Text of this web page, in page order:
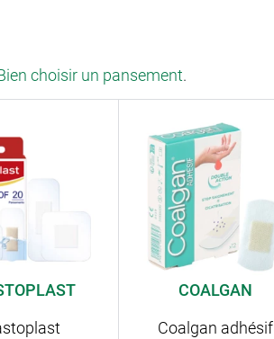
choisir un pansement.
COALGAN
Coalgan adhésif